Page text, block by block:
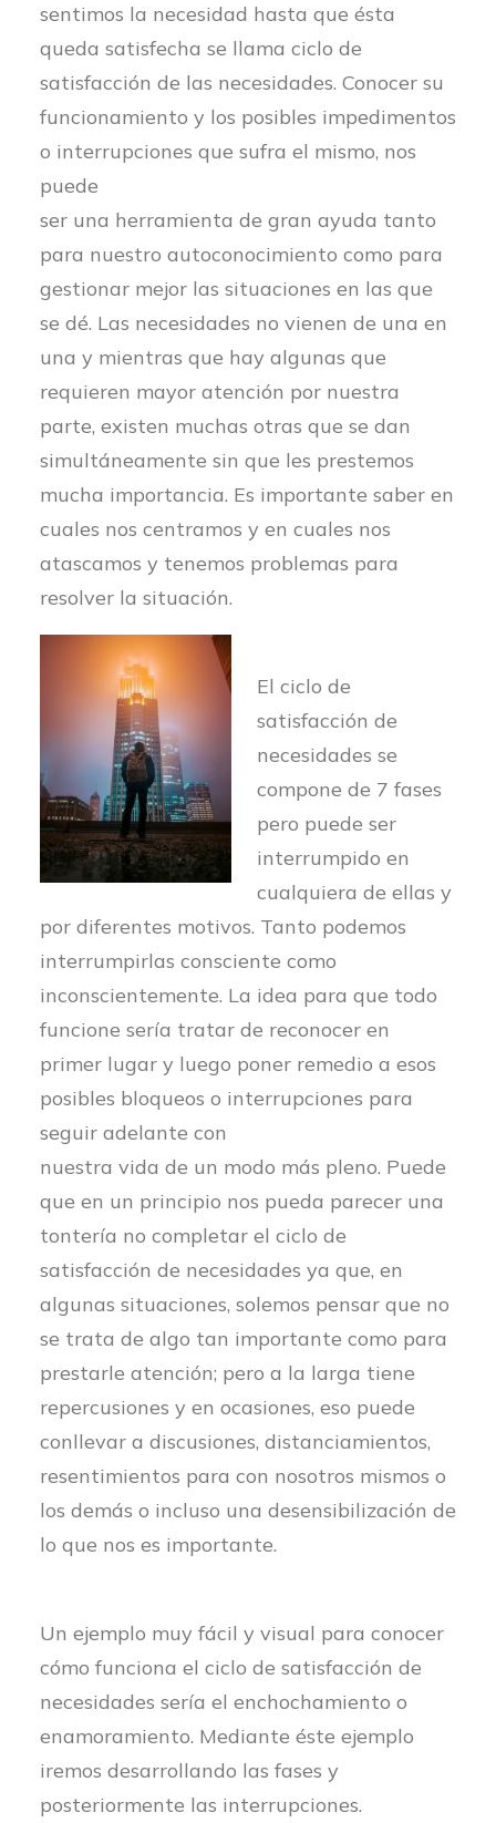
sentimos la necesidad hasta que ésta
queda satisfecha se llama ciclo de
satisfacción de las necesidades. Conocer su
funcionamiento y los posibles impedimentos
o interrupciones que sufra el mismo, nos
puede
ser una herramienta de gran ayuda tanto
para nuestro autoconocimiento como para
gestionar mejor las situaciones en las que
se dé. Las necesidades no vienen de una en
una y mientras que hay algunas que
requieren mayor atención por nuestra
parte, existen muchas otras que se dan
simultáneamente sin que les prestemos
mucha importancia. Es importante saber en
cuales nos centramos y en cuales nos
atascamos y tenemos problemas para
resolver la situación.
El ciclo de
satisfacción de
necesidades se
compone de 7 fases
pero puede ser
interrumpido en
cualquiera de ellas y
por diferentes motivos. Tanto podemos
interrumpirlas consciente como
inconscientemente. La idea para que todo
funcione sería tratar de reconocer en
primer lugar y luego poner remedio a esos
posibles bloqueos o interrupciones para
seguir adelante con
nuestra vida de un modo más pleno. Puede
que en un principio nos pueda parecer una
tontería no completar el ciclo de
satisfacción de necesidades ya que, en
algunas situaciones, solemos pensar que no
se trata de algo tan importante como para
prestarle atención; pero a la larga tiene
repercusiones y en ocasiones, eso puede
conllevar a discusiones, distanciamientos,
resentimientos para con nosotros mismos o
los demás o incluso una desensibilización de
lo que nos es importante.
Un ejemplo muy fácil y visual para conocer
cómo funciona el ciclo de satisfacción de
necesidades sería el enchochamiento o
enamoramiento. Mediante éste ejemplo
iremos desarrollando las fases y
posteriormente las interrupciones.